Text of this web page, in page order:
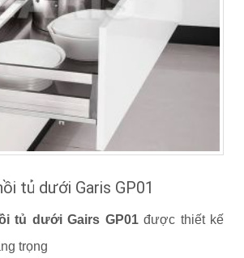
tủ dưới Garis GP01
tủ dưới Gairs GP01được thiết kế
trọng